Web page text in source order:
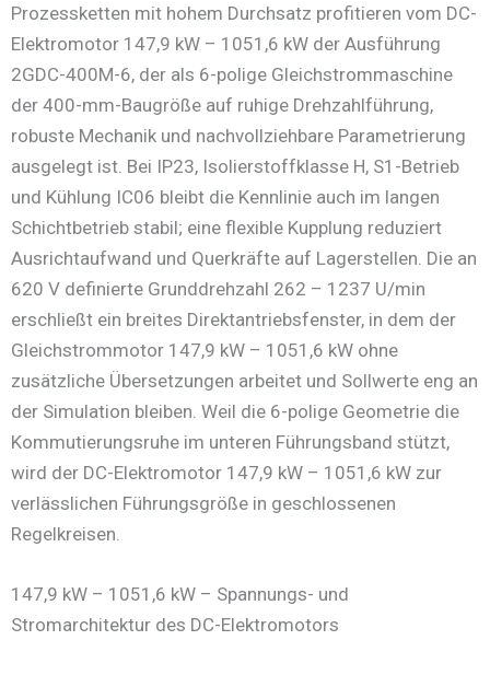
Prozessketten mit hohem Durchsatz profitieren vom DC-
Elektromotor 147,9 kW – 1051,6 kW der Ausführung
2GDC-400M-6, der als 6-polige Gleichstrommaschine
der 400-mm-Baugröße auf ruhige Drehzahlführung,
robuste Mechanik und nachvollziehbare Parametrierung
ausgelegt ist. Bei IP23, Isolierstoffklasse H, S1-Betrieb
und Kühlung IC06 bleibt die Kennlinie auch im langen
Schichtbetrieb stabil; eine flexible Kupplung reduziert
Ausrichtaufwand und Querkräfte auf Lagerstellen. Die an
620 V definierte Grunddrehzahl 262 – 1237 U/min
erschließt ein breites Direktantriebsfenster, in dem der
Gleichstrommotor 147,9 kW – 1051,6 kW ohne
zusätzliche Übersetzungen arbeitet und Sollwerte eng an
der Simulation bleiben. Weil die 6-polige Geometrie die
Kommutierungsruhe im unteren Führungsband stützt,
wird der DC-Elektromotor 147,9 kW – 1051,6 kW zur
verlässlichen Führungsgröße in geschlossenen
Regelkreisen.
147,9 kW – 1051,6 kW – Spannungs- und
Stromarchitektur des DC-Elektromotors